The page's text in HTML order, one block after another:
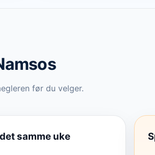
før du velger.
samme uke